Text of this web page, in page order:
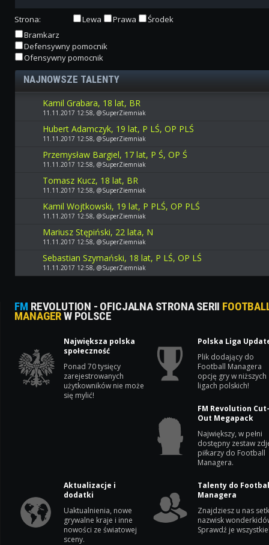
Strona: Lewa Prawa
Środek
Bramkarz
Defensywny pomocnik
Ofensywny pomocnik
NAJNOWSZE TALENTY
Kamil Grabara, 18 lat, BR
11.11.2017 12:58, @SuperZiemniak
Hubert Adamczyk, 19 lat, P LŚ, OP PLŚ
11.11.2017 12:58, @SuperZiemniak
Przemysław Bargiel, 17 lat, P Ś, OP Ś
11.11.2017 12:58, @SuperZiemniak
Tomasz Kucz, 18 lat, BR
11.11.2017 12:58, @SuperZiemniak
Kamil Wojtkowski, 19 lat, P PLŚ, OP PLŚ
11.11.2017 12:58, @SuperZiemniak
Mariusz Stępiński, 22 lata, N
11.11.2017 12:58, @SuperZiemniak
Sebastian Szymański, 18 lat, P LŚ, OP LŚ
11.11.2017 12:58, @SuperZiemniak
FM REVOLUTION - OFICJALNA STRONA SERII
MANAGERW POLSCE
Największa polska
społeczność
Ponad 70 tysięcy
zarejestrowanych
użytkowników nie może
się mylić!
Polska Liga
Plik dodający do
Football Managera
opcję gry w niższych
ligach polskich!
FM Revolution
Out Megapack
Największy, w pełni
dostępny zestaw
piłkarzy do Football
Managera.
Aktualizacje i
dodatki
Uaktualnienia, nowe
grywalne kraje i inne
nowości ze światowej
sceny.
Talenty do
Managera
Znajdziesz u nas
nazwisk
Sprawdź je